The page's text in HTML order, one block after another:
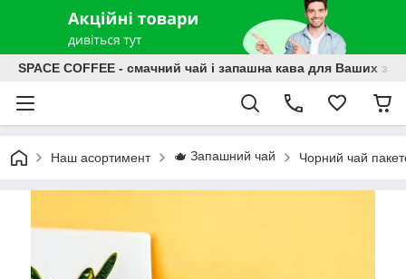
SPACE COFFEE - смачний чай і запашна кава для Ваших
Наш асортимент 🫖 Запашний чай Чорний чай